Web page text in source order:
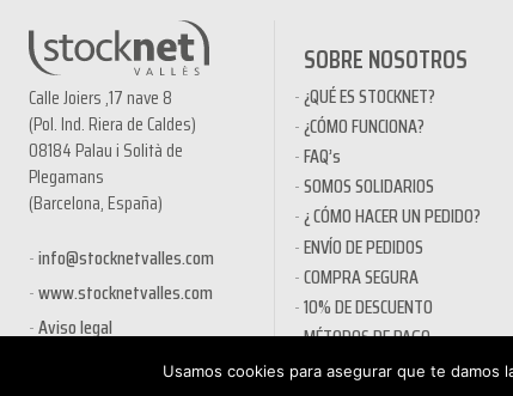
Calle Joiers ,17 nave 8
(Pol. Ind. Riera de Caldes)
08184 Palau i Solità de
Plegamans
(Barcelona, España)
info@stocknetvalles.com
www.stocknetvalles.com
Aviso legal
SOBRE NOSOTROS
¿QUÉ ES STOCKNET?
¿CÓMO FUNCIONA?
FAQ’s
SOMOS SOLIDARIOS
¿ CÓMO HACER UN PEDIDO?
ENVÍO DE PEDIDOS
COMPRA SEGURA
10% DE DESCUENTO
MÉTODOS DE PAGO
PRODUCTOS EN OFERTA
Usamos cookies para asegurar que te